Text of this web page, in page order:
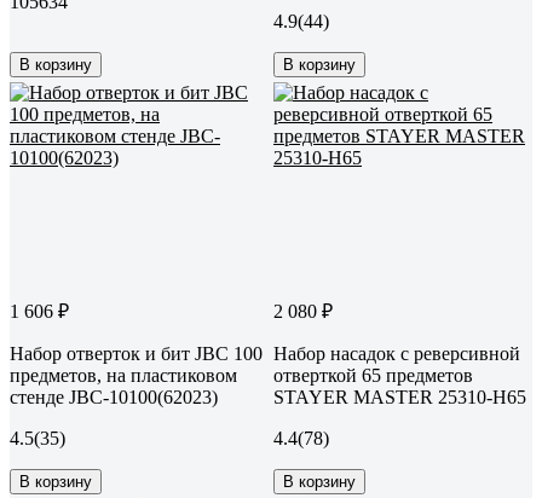
В корзину
4.9(44)
В корзину
1 606 ₽
Набор отверток и бит JBC 100
предметов, на пластиковом
стенде JBC-10100(62023)
4.5(35)
В корзину
2 080 ₽
Набор насадок с реверсивной
отверткой 65 предметов
STAYER MASTER 25310-H65
4.4(78)
В корзину